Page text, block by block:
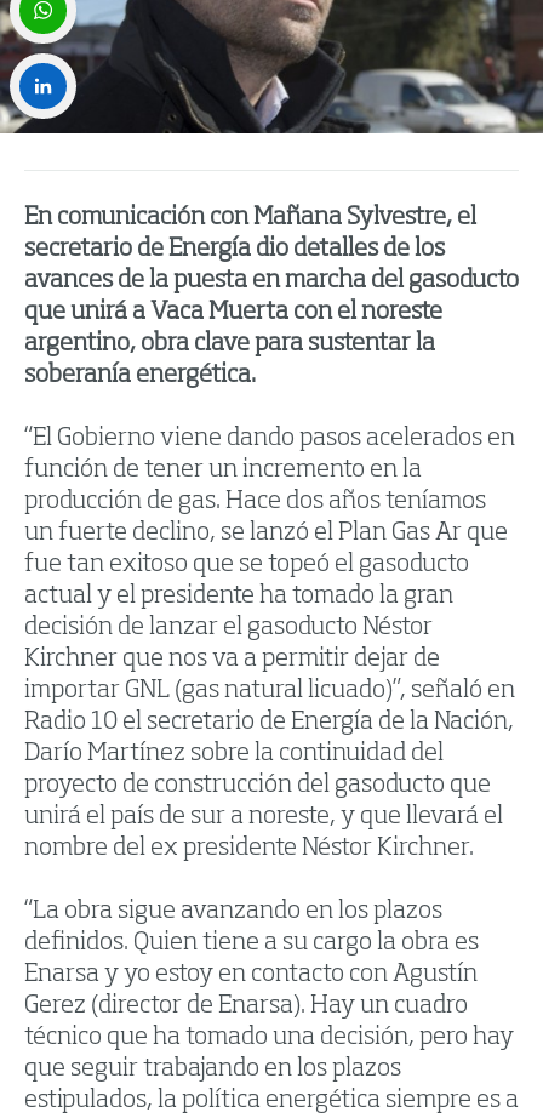
En comunicación con Mañana Sylvestre, el
secretario de Energía dio detalles de los
avances de la puesta en marcha del gasoducto
que unirá a Vaca Muerta con el noreste
argentino, obra clave para sustentar la
soberanía energética.
“El Gobierno viene dando pasos acelerados en
función de tener un incremento en la
producción de gas. Hace dos años teníamos
un fuerte declino, se lanzó el Plan Gas Ar que
fue tan exitoso que se topeó el gasoducto
actual y el presidente ha tomado la gran
decisión de lanzar el gasoducto Néstor
Kirchner que nos va a permitir dejar de
importar GNL (gas natural licuado)”, señaló en
Radio 10 el secretario de Energía de la Nación,
Darío Martínez sobre la continuidad del
proyecto de construcción del gasoducto que
unirá el país de sur a noreste, y que llevará el
nombre del ex presidente Néstor Kirchner.
“La obra sigue avanzando en los plazos
definidos. Quien tiene a su cargo la obra es
Enarsa y yo estoy en contacto con Agustín
Gerez (director de Enarsa). Hay un cuadro
técnico que ha tomado una decisión, pero hay
que seguir trabajando en los plazos
estipulados, la política energética siempre es a
WhatsApp
LinkedIn